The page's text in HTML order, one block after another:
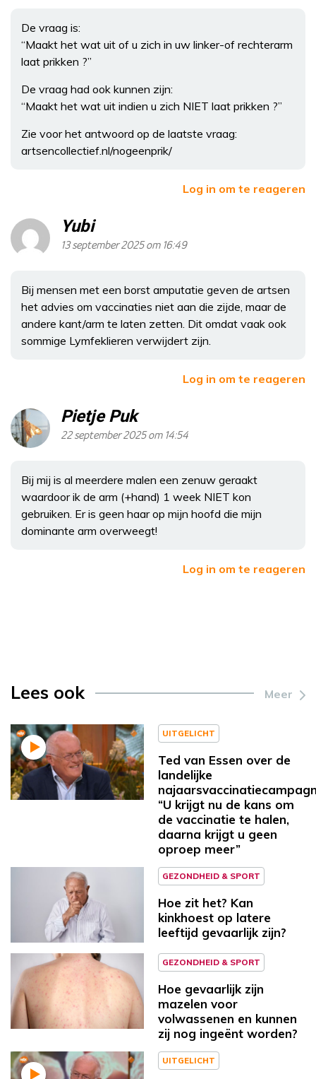
De vraag is:
“Maakt het wat uit of u zich in uw linker-of rechterarm
laat prikken ?”
De vraag had ook kunnen zijn:
“Maakt het wat uit indien u zich NIET laat prikken ?”
Zie voor het antwoord op de laatste vraag:
artsencollectief.nl/nogeenprik/
Log in om te reageren
Yubi
13 september 2025 om 16:49
Bij mensen met een borst amputatie geven de artsen
het advies om vaccinaties niet aan die zijde, maar de
andere kant/arm te laten zetten. Dit omdat vaak ook
sommige Lymfeklieren verwijdert zijn.
Log in om te reageren
Pietje Puk
22 september 2025 om 14:54
Bij mij is al meerdere malen een zenuw geraakt
waardoor ik de arm (+hand) 1 week NIET kon
gebruiken. Er is geen haar op mijn hoofd die mijn
dominante arm overweegt!
Log in om te reageren
Lees ook Meer
UITGELICHT
Ted van Essen over de
landelijke
“U krijgt nu de kans om
de vaccinatie te halen,
daarna krijgt u geen
oproep meer”
GEZONDHEID & SPORT
Hoe zit het? Kan
kinkhoest op latere
leeftijd gevaarlijk zijn?
GEZONDHEID & SPORT
Hoe gevaarlijk zijn
mazelen voor
volwassenen en kunnen
zij nog ingeënt worden?
UITGELICHT